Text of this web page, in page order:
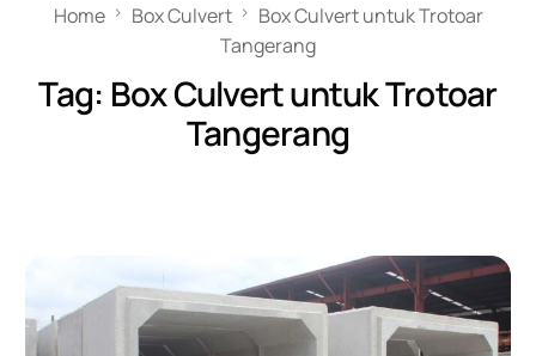
Home Box Culvert
Box Culvert untuk Trotoar
Tangerang
Tag: Box Culvert untuk Trotoar
Tangerang